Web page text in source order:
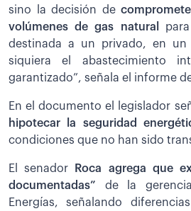
sino la decisión de
volúmenes de gas natural
destinada a un privado, en
siquiera el abastecimiento
garantizado”, señala el informe
En el documento el legislador
hipotecar la seguridad
condiciones que no han sido
El senador
Roca agrega que
documentadas” de la
Energías, señalando